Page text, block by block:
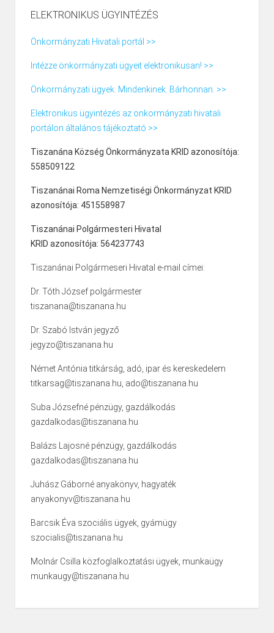
ELEKTRONIKUS ÜGYINTÉZÉS
Önkormányzati Hivatali portál >>
Intézze önkormányzati ügyeit elektronikusan! >>
Önkormányzati ügyek. Mindenkinek. Bárhonnan. >>
Elektronikus ügyintézés az önkormányzati hivatali
portálon általános tájékoztató >>
Tiszanána Község Önkormányzata KRID azonosítója:
558509122
Tiszanánai Roma Nemzetiségi Önkormányzat KRID
azonosítója: 451558987
Tiszanánai Polgármesteri Hivatal
KRID azonosítója: 564237743
Tiszanánai Polgármeseri Hivatal e-mail címei:
Dr. Tóth József polgármester
tiszanana@tiszanana.hu
Dr. Szabó István jegyző
jegyzo@tiszanana.hu
Német Antónia titkárság, adó, ipar és kereskedelem
titkarsag@tiszanana.hu, ado@tiszanana.hu
Suba Józsefné pénzügy, gazdálkodás
gazdalkodas@tiszanana.hu
Balázs Lajosné pénzügy, gazdálkodás
gazdalkodas@tiszanana.hu
Juhász Gáborné anyakönyv, hagyaték
anyakonyv@tiszanana.hu
Barcsik Éva szociális ügyek, gyámügy
szocialis@tiszanana.hu
Molnár Csilla közfoglalkoztatási ügyek, munkaügy
munkaugy@tiszanana.hu